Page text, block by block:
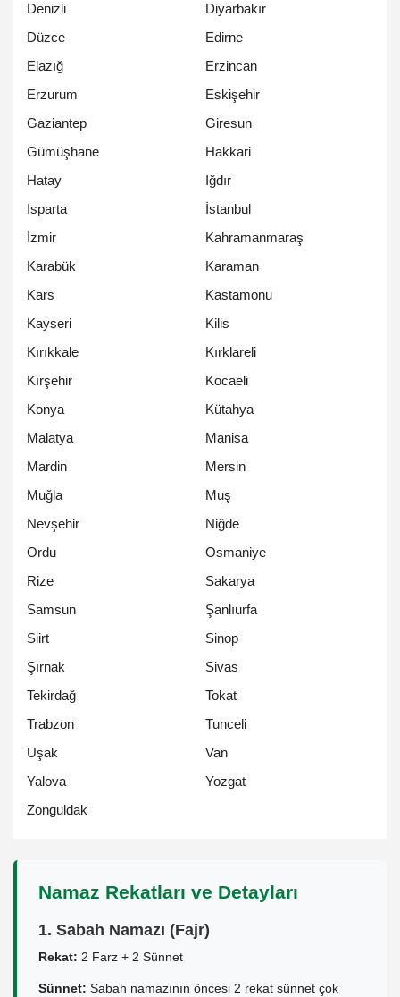
Denizli
Diyarbakır
Düzce
Edirne
Elazığ
Erzincan
Erzurum
Eskişehir
Gaziantep
Giresun
Gümüşhane
Hakkari
Hatay
Iğdır
Isparta
İstanbul
İzmir
Kahramanmaraş
Karabük
Karaman
Kars
Kastamonu
Kayseri
Kilis
Kırıkkale
Kırklareli
Kırşehir
Kocaeli
Konya
Kütahya
Malatya
Manisa
Mardin
Mersin
Muğla
Muş
Nevşehir
Niğde
Ordu
Osmaniye
Rize
Sakarya
Samsun
Şanlıurfa
Siirt
Sinop
Şırnak
Sivas
Tekirdağ
Tokat
Trabzon
Tunceli
Uşak
Van
Yalova
Yozgat
Zonguldak
Namaz Rekatları ve Detayları
1. Sabah Namazı (Fajr)
Rekat: 2 Farz + 2 Sünnet
Sünnet: Sabah namazının öncesi 2 rekat sünnet çok